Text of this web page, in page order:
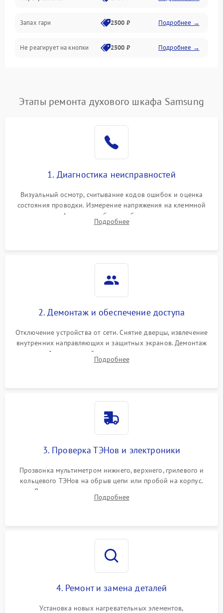
Запах гари 2500 ₽ Подробнее →
Не реагирует на кнопки 2500 ₽ Подробнее →
Этапы ремонта духового шкафа Samsung
1. Диагностика неисправностей
Визуальный осмотр, считывание кодов ошибок и оценка
состояния проводки. Измерение напряжения на клеммной
колодке. Анализ жалоб на проблемы с нагревом,
конвекцией, панелью управления или блокировкой дверцы.
Подробнее
2. Демонтаж и обеспечение доступа
Отключение устройства от сети. Снятие дверцы, извлечение
внутренних направляющих и защитных экранов. Демонтаж
задней или верхней панели для прямого доступа к
нагревательным элементам, плате и вентиляторам.
Подробнее
3. Проверка ТЭНов и электроники
Прозвонка мультиметром нижнего, верхнего, грилевого и
кольцевого ТЭНов на обрыв цепи или пробой на корпус.
Диагностика термостата, датчиков температуры,
переключателя режимов и мотора конвекции.
Подробнее
4. Ремонт и замена деталей
Установка новых нагревательных элементов,